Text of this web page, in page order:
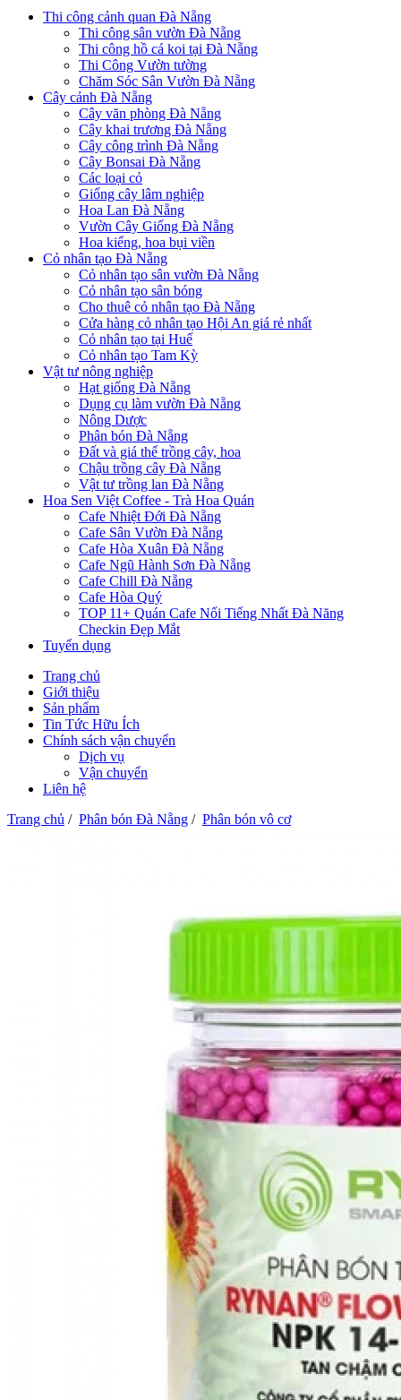
Thi công cảnh quan Đà Nẵng
Thi công sân vườn Đà Nẵng
Thi công hồ cá koi tại Đà Nẵng
Thi Công Vườn tường
Chăm Sóc Sân Vườn Đà Nẵng
Cây cảnh Đà Nẵng
Cây văn phòng Đà Nẵng
Cây khai trương Đà Nẵng
Cây công trình Đà Nẵng
Cây Bonsai Đà Nẵng
Các loại cỏ
Giống cây lâm nghiệp
Hoa Lan Đà Nẵng
Vườn Cây Giống Đà Nẵng
Hoa kiểng, hoa bụi viền
Cỏ nhân tạo Đà Nẵng
Cỏ nhân tạo sân vườn Đà Nẵng
Cỏ nhân tạo sân bóng
Cho thuê cỏ nhân tạo Đà Nẵng
Cửa hàng cỏ nhân tạo Hội An giá rẻ nhất
Cỏ nhân tạo tại Huế
Cỏ nhân tạo Tam Kỳ
Vật tư nông nghiệp
Hạt giống Đà Nẵng
Dụng cụ làm vườn Đà Nẵng
Nông Dược
Phân bón Đà Nẵng
Đất và giá thể trồng cây, hoa
Chậu trồng cây Đà Nẵng
Vật tư trồng lan Đà Nẵng
Hoa Sen Việt Coffee - Trà Hoa Quán
Cafe Nhiệt Đới Đà Nẵng
Cafe Sân Vườn Đà Nẵng
Cafe Hòa Xuân Đà Nẵng
Cafe Ngũ Hành Sơn Đà Nẵng
Cafe Chill Đà Nẵng
Cafe Hòa Quý
TOP 11+ Quán Cafe Nổi Tiếng Nhất Đà Năng
Checkin Đẹp Mắt
Tuyển dụng
Trang chủ
Giới thiệu
Sản phẩm
Tin Tức Hữu Ích
Chính sách vận chuyển
Dịch vụ
Vận chuyển
Liên hệ
Trang chủ / Phân bón Đà Nẵng / Phân bón vô cơ